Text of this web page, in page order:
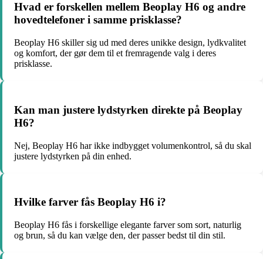
Hvad er forskellen mellem Beoplay H6 og andre
hovedtelefoner i samme prisklasse?
Beoplay H6 skiller sig ud med deres unikke design, lydkvalitet
og komfort, der gør dem til et fremragende valg i deres
prisklasse.
Kan man justere lydstyrken direkte på Beoplay
H6?
Nej, Beoplay H6 har ikke indbygget volumenkontrol, så du skal
justere lydstyrken på din enhed.
Hvilke farver fås Beoplay H6 i?
Beoplay H6 fås i forskellige elegante farver som sort, naturlig
og brun, så du kan vælge den, der passer bedst til din stil.